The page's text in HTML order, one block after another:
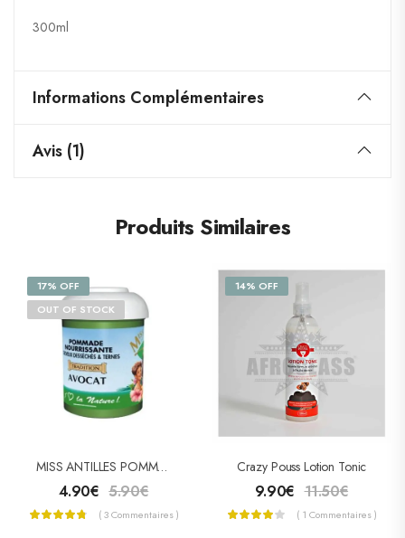
300ml
Informations Complémentaires
Avis (1)
Produits Similaires
17% OFF
OUT OF STOCK
MISS ANTILLES POMMADE CAPILLAIRE À L’AVOCAT 125ML
4.90€ 5.90€
( 3 Commentaires )
14% OFF
Crazy Pouss Lotion Tonic
9.90€ 11.50€
( 1 Commentaires )